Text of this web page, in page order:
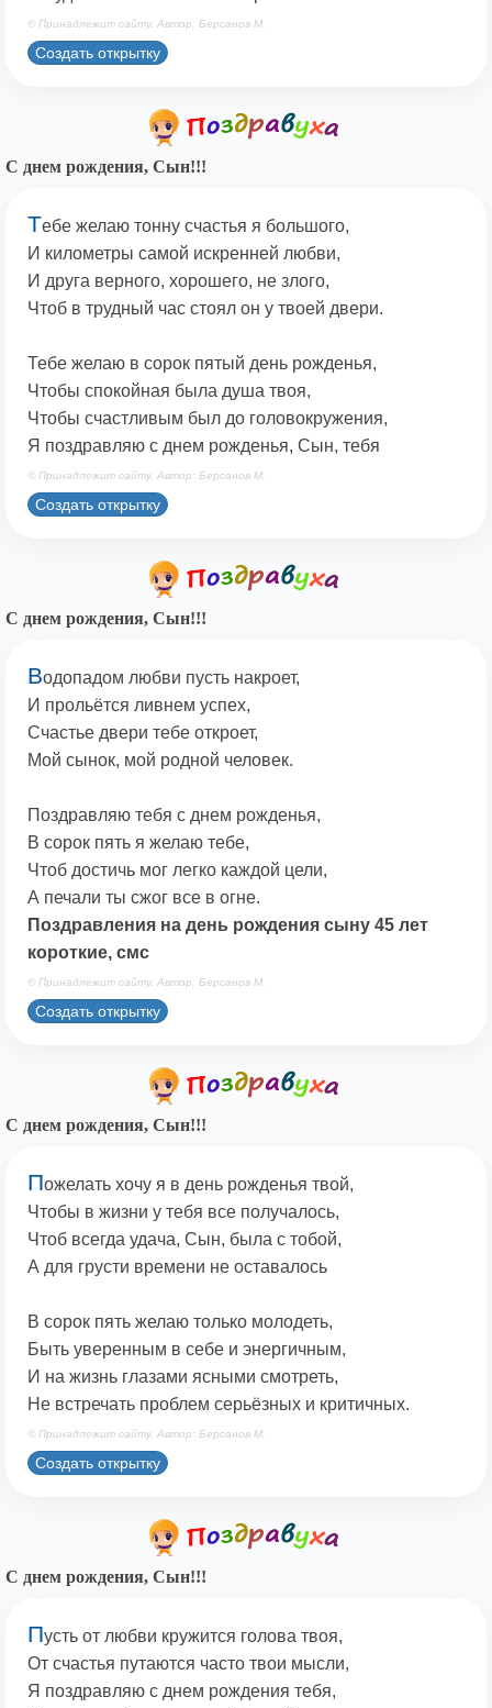
© Принадлежит сайту. Автор: Берсанов М.
Создать открытку
С днем рождения, Сын!!!
Тебе желаю тонну счастья я большого,
И километры самой искренней любви,
И друга верного, хорошего, не злого,
Чтоб в трудный час стоял он у твоей двери.
Тебе желаю в сорок пятый день рожденья,
Чтобы спокойная была душа твоя,
Чтобы счастливым был до головокружения,
Я поздравляю с днем рожденья, Сын, тебя
© Принадлежит сайту. Автор: Берсанов М.
Создать открытку
С днем рождения, Сын!!!
Водопадом любви пусть накроет,
И прольётся ливнем успех,
Счастье двери тебе откроет,
Мой сынок, мой родной человек.
Поздравляю тебя с днем рожденья,
В сорок пять я желаю тебе,
Чтоб достичь мог легко каждой цели,
А печали ты сжог все в огне.
Поздравления на день рождения сыну 45 лет
короткие, смс
© Принадлежит сайту. Автор: Берсанов М.
Создать открытку
С днем рождения, Сын!!!
Пожелать хочу я в день рожденья твой,
Чтобы в жизни у тебя все получалось,
Чтоб всегда удача, Сын, была с тобой,
А для грусти времени не оставалось
В сорок пять желаю только молодеть,
Быть уверенным в себе и энергичным,
И на жизнь глазами ясными смотреть,
Не встречать проблем серьёзных и критичных.
© Принадлежит сайту. Автор: Берсанов М.
Создать открытку
С днем рождения, Сын!!!
Пусть от любви кружится голова твоя,
От счастья путаются часто твои мысли,
Я поздравляю с днем рождения тебя,